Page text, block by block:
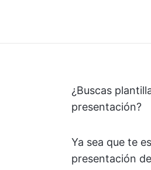
¿Buscas
presentación?
Ya sea que te
presentación